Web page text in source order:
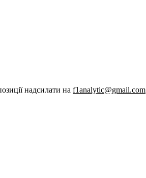
надсилати на f1analytic@gmail.com